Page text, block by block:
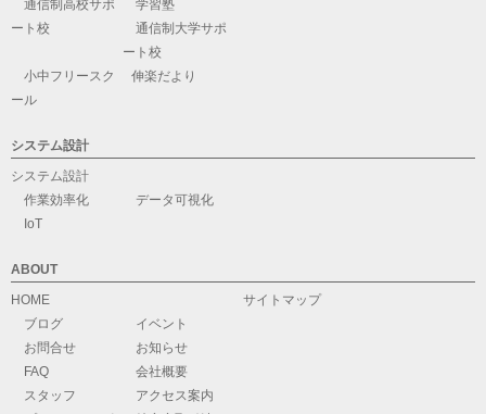
通信制高校サポ
ート校
学習塾
通信制大学サポ
ート校
小中フリースク
ール
伸楽だより
システム設計
システム設計
作業効率化
データ可視化
IoT
ABOUT
HOME
ブログ
イベント
お問合せ
お知らせ
FAQ
会社概要
スタッフ
アクセス案内
サイトマップ